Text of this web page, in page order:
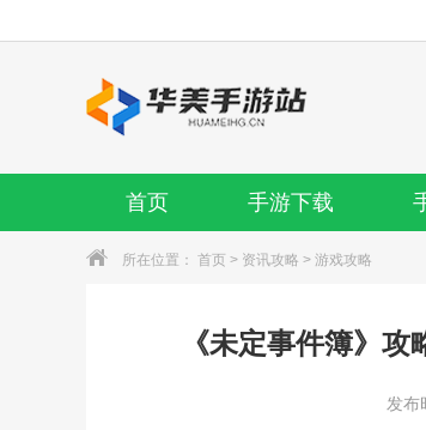
首页 手游下载
所在位置： 首页 > 资讯攻略 > 游戏攻略
《未定事件簿》
发布